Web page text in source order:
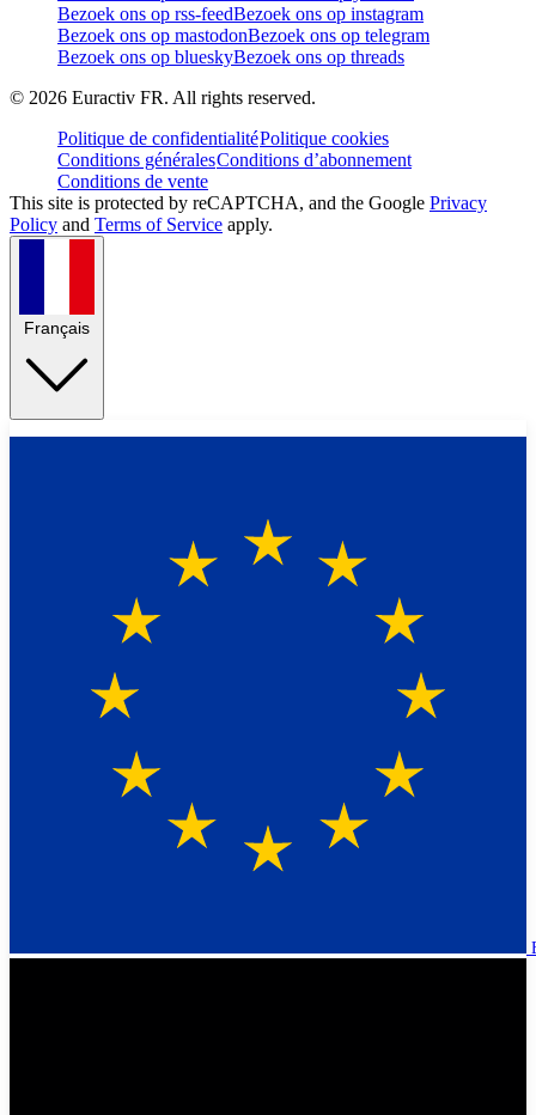
Bezoek ons op rss-feedBezoek ons op instagram
Bezoek ons op mastodonBezoek ons op telegram
Bezoek ons op blueskyBezoek ons op threads
© 2026 Euractiv FR. All rights reserved.
Politique de confidentialitéPolitique cookies
Conditions généralesConditions d’abonnement
Conditions de vente
This site is protected by reCAPTCHA, and the Google Privacy
Policy and Terms of Service apply.
Français